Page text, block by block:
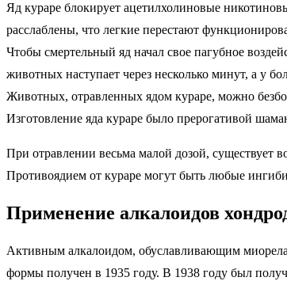
Яд кураре блокирует ацетилхолиновые
расслаблены, что легкие перестают
Чтобы смертельный яд начал свое пагубное
животных наступает через несколько минут, а у
Животных, отравленных ядом кураре, можно
Изготовление яда кураре было прерогативой
При отравлении весьма малой дозой, существует
Противоядием от кураре могут быть любые
Применение алкалоидов
Активным алкалоидом, обуславливающим
формы получен в 1935 году. В 1938 году был